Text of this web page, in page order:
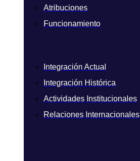
Atribuciones
Funcionamiento
Integración Actual
Integración Histórica
Actividades Institucionales
Relaciones Internacionales